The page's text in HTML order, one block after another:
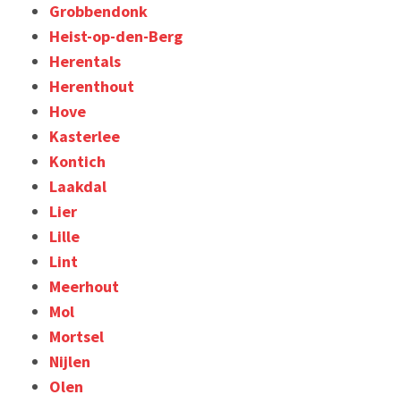
Grobbendonk
Heist-op-den-Berg
Herentals
Herenthout
Hove
Kasterlee
Kontich
Laakdal
Lier
Lille
Lint
Meerhout
Mol
Mortsel
Nijlen
Olen